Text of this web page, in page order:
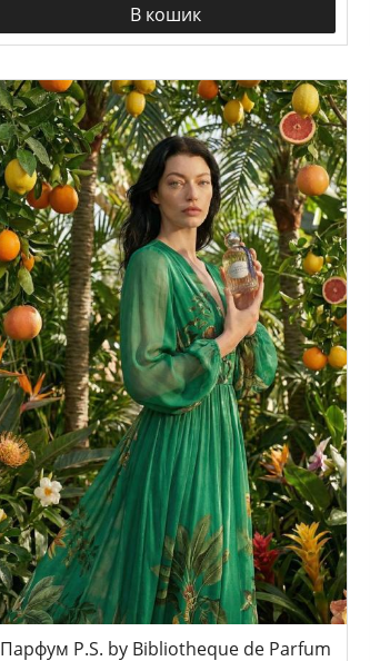
В кошик
Парфум P.S. by Bibliotheque de Parfum